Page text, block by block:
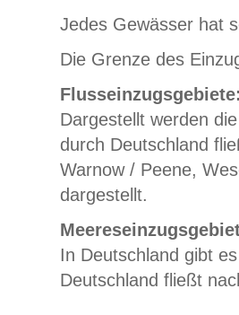
Jedes Gewässer hat
Die Grenze des
Dargestellt werden
durch Deutschland
Warnow / Peene,
dargestellt.
In Deutschland gibt
Deutschland fließt